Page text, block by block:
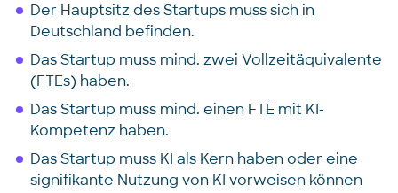
Der Hauptsitz des Startups muss sich in
Deutschland befinden.
Das Startup muss mind. zwei Vollzeitäquivalente
(FTEs) haben.
Das Startup muss mind. einen FTE mit KI-
Kompetenz haben.
Das Startup muss KI als Kern haben oder eine
signifikante Nutzung von KI vorweisen können